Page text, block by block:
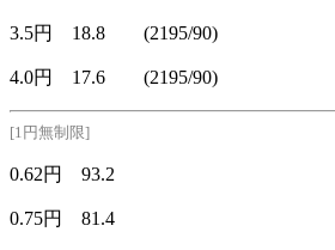
3.5円 18.8 (2195/90)
4.0円 17.6 (2195/90)
[1円無制限]
0.62円 93.2
0.75円 81.4